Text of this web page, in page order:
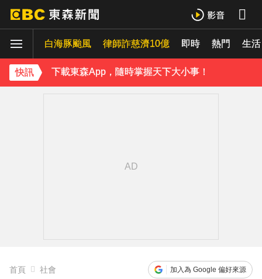
白海豚颱風 律師詐慈濟10億 即時 熱門 生活
快訊
《理財達人秀》X 安聯投信免費講座報名中！搶先卡位 2027
下載東森App，隨時掌握天下大小事！
首頁 社會 加入為 Google 偏好來源